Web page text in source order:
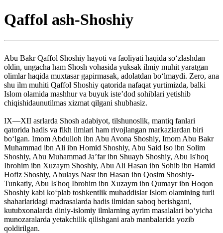
Qaffol ash-Shoshiy
Abu Bakr Qaffol Shoshiy hayoti va faoliyati haqida so‘zlashdan
oldin, ungacha ham Shosh vohasida yuksak ilmiy muhit yaratgan
olimlar haqida muxtasar gapirmasak, adolatdan bo‘lmaydi. Zero, ana
shu ilm muhiti Qaffol Shoshiy qatorida nafaqat yurtimizda, balki
Islom olamida mashhur va buyuk iste’dod sohiblari yetishib
chiqishidaunutilmas xizmat qilgani shubhasiz.
IX—XII asrlarda Shosh adabiyot, tilshunoslik, mantiq fanlari
qatorida hadis va fikh ilmlari ham rivojlangan markazlardan biri
bo‘lgan. Imom Abdulloh ibn Abu Avona Shoshiy, Imom Abu Bakr
Muhammad ibn Ali ibn Homid Shoshiy, Abu Said Iso ibn Solim
Shoshiy, Abu Muhammad Ja’far ibn Shuayb Shoshiy, Abu Is'hoq
Ibrohim ibn Xuzaym Shoshiy, Abu Ali Hasan ibn Sohib ibn Hamid
Hofiz Shoshiy, Abulays Nasr ibn Hasan ibn Qosim Shoshiy-
Tunkatiy, Abu Is'hoq Ibrohim ibn Xuzaym ibn Qumayr ibn Hoqon
Shoshiy kabi ko‘plab toshkentlik muhaddislar Islom olamining turli
shaharlaridagi madrasalarda hadis ilmidan saboq berishgani,
kutubxonalarda diniy-islomiy ilmlarning ayrim masalalari bo‘yicha
munozaralarda yetakchilik qilishgani arab manbalarida yozib
qoldirilgan.